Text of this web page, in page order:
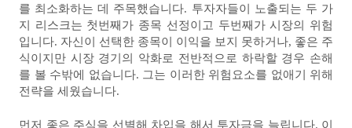
를 최소화하는 데 주목했습니다. 투자자들이 노출되는 두 가
지 리스크는 첫번째가 종목 선정이고 두번째가 시장의 위험
입니다. 자신이 선택한 종목이 이익을 보지 못하거나, 좋은 주
식이지만 시장 경기의 악화로 전반적으로 하락할 경우 손해
를 볼 수밖에 없습니다. 그는 이러한 위험요소를 없애기 위해
전략을 세웠습니다.
먼저 좋은 주식을 선별해 차입을 해서 투자금을 늘립니다. 이